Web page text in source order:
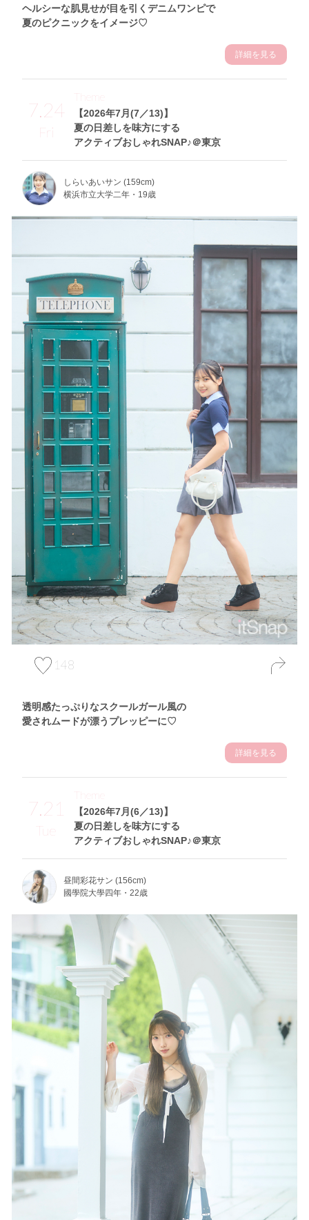
ヘルシーな肌見せが目を引くデニムワンピで
夏のピクニックをイメージ♡
詳細を見る
7.24
Fri
【2026年7月(7／13)】
夏の日差しを味方にする
アクティブおしゃれSNAP♪＠東京
Theme
しらいあいサン (159cm)
横浜市立大学二年・19歳
148
透明感たっぷりなスクールガール風の
愛されムードが漂うプレッピーに♡
詳細を見る
7.21
Tue
【2026年7月(6／13)】
夏の日差しを味方にする
アクティブおしゃれSNAP♪＠東京
Theme
昼間彩花サン (156cm)
國學院大學四年・22歳